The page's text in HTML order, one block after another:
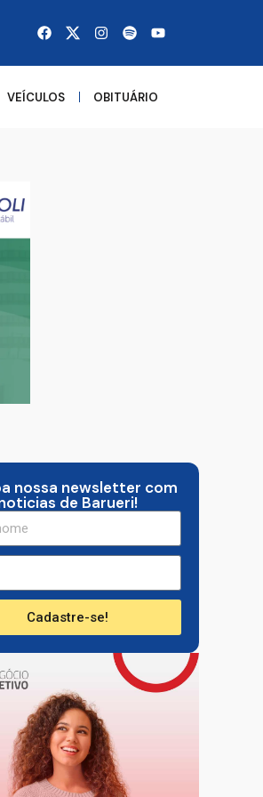
VEÍCULOS OBITUÁRIO
nossa newsletter com
de Barueri!
Cadastre-se!